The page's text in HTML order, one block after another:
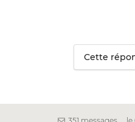
Cette